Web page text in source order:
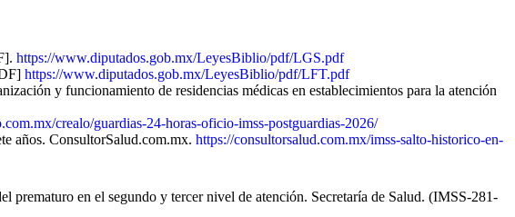
https://www.diputados.gob.mx/LeyesBiblio/pdf/LGS.pdf
https://www.diputados.gob.mx/LeyesBiblio/pdf/LFT.pdf
y funcionamiento de residencias médicas en establecimientos para la atención
crealo/guardias-24-horas-oficio-imss-postguardias-2026/
años. ConsultorSalud.com.mx. https://consultorsalud.com.mx/imss-salto-historico-en-
en el segundo y tercer nivel de atención. Secretaría de Salud. (IMSS-281-